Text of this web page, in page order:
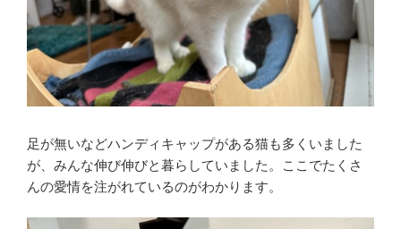
足が無いなどハンディキャップがある猫も多くいました
が、みんな伸び伸びと暮らしていました。ここでたくさ
んの愛情を注がれているのがわかります。